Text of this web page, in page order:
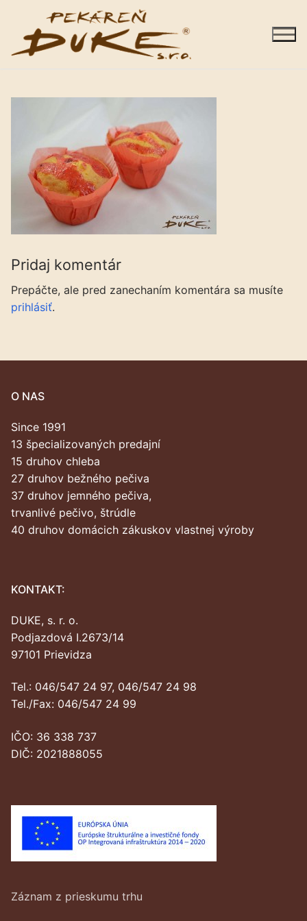
obsah
Sortiment
Predajne
Galéria
O nás
Kontakty
Pridaj komentár
Prepáčte, ale pred zanechaním komentára sa musíte
prihlásiť.
O NAS
Since 1991
13 špecializovaných predajní
15 druhov chleba
27 druhov bežného pečiva
37 druhov jemného pečiva,
trvanlivé pečivo, štrúdle
40 druhov domácich zákuskov vlastnej výroby
KONTAKT:
DUKE, s. r. o.
Podjazdová I.2673/14
97101 Prievidza
Tel.: 046/547 24 97, 046/547 24 98
Tel./Fax: 046/547 24 99
IČO: 36 338 737
DIČ: 2021888055
Záznam z prieskumu trhu